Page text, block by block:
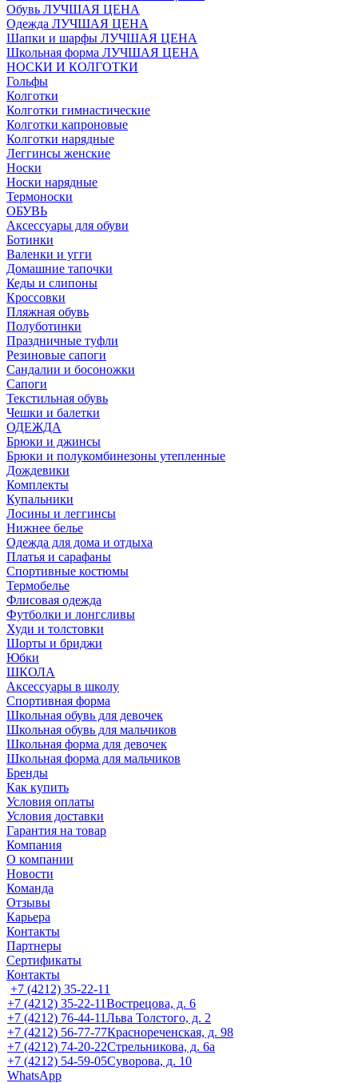
Обувь ЛУЧШАЯ ЦЕНА
Одежда ЛУЧШАЯ ЦЕНА
Шапки и шарфы ЛУЧШАЯ ЦЕНА
Школьная форма ЛУЧШАЯ ЦЕНА
НОСКИ И КОЛГОТКИ
Гольфы
Колготки
Колготки гимнастические
Колготки капроновые
Колготки нарядные
Леггинсы женские
Носки
Носки нарядные
Термоноски
ОБУВЬ
Аксессуары для обуви
Ботинки
Валенки и угги
Домашние тапочки
Кеды и слипоны
Кроссовки
Пляжная обувь
Полуботинки
Праздничные туфли
Резиновые сапоги
Сандалии и босоножки
Сапоги
Текстильная обувь
Чешки и балетки
ОДЕЖДА
Брюки и джинсы
Брюки и полукомбинезоны утепленные
Дождевики
Комплекты
Купальники
Лосины и леггинсы
Нижнее белье
Одежда для дома и отдыха
Платья и сарафаны
Спортивные костюмы
Термобелье
Флисовая одежда
Футболки и лонгсливы
Худи и толстовки
Шорты и бриджи
Юбки
ШКОЛА
Аксессуары в школу
Спортивная форма
Школьная обувь для девочек
Школьная обувь для мальчиков
Школьная форма для девочек
Школьная форма для мальчиков
Бренды
Как купить
Условия оплаты
Условия доставки
Гарантия на товар
Компания
О компании
Новости
Команда
Отзывы
Карьера
Контакты
Партнеры
Сертификаты
Контакты
+7 (4212) 35-22-11
+7 (4212) 35-22-11Вострецова, д. 6
+7 (4212) 76-44-11Льва Толстого, д. 2
+7 (4212) 56-77-77Краснореченская, д. 98
+7 (4212) 74-20-22Стрельникова, д. 6а
+7 (4212) 54-59-05Суворова, д. 10
WhatsApp